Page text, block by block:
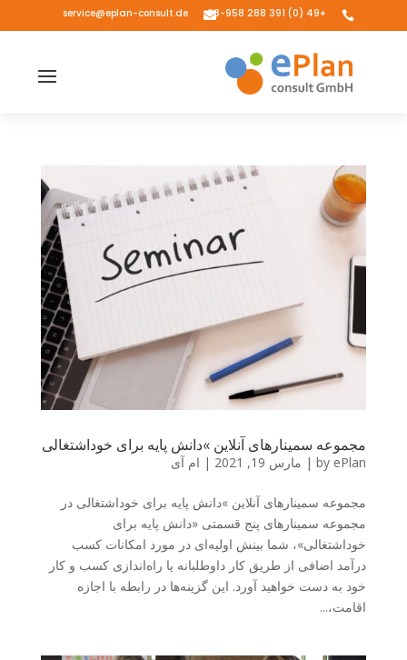

+49 (0) 391 288 98-958

service@eplan-consult.de
مجموعه سمینارهای آنلاین »دانش پایه برای خوداشتغالی
by ePlan
| مارس 19, 2021 | ام آی
مجموعه سمینارهای آنلاین »دانش پایه برای خوداشتغالی در
مجموعه سمینارهای پنج قسمتی «دانش پایه برای
خوداشتغالی»، شما بینش اولیه‌ای در مورد امکانات کسب
درآمد اضافی از طریق کار داوطلبانه یا راه‌اندازی کسب و کار
خود به دست خواهید آورد. این گزینه‌ها در رابطه با اجازه
اقامت،...